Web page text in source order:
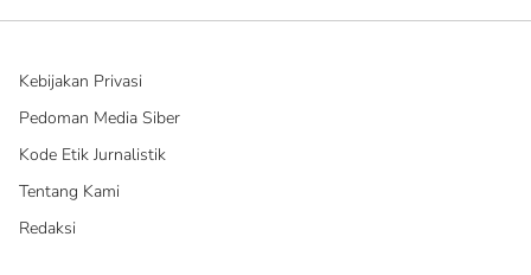
Kebijakan Privasi
Pedoman Media Siber
Kode Etik Jurnalistik
Tentang Kami
Redaksi